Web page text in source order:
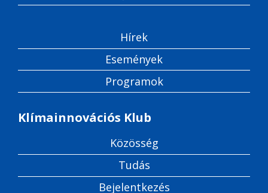
Hírek
Események
Programok
Klímainnovációs Klub
Közösség
Tudás
Bejelentkezés